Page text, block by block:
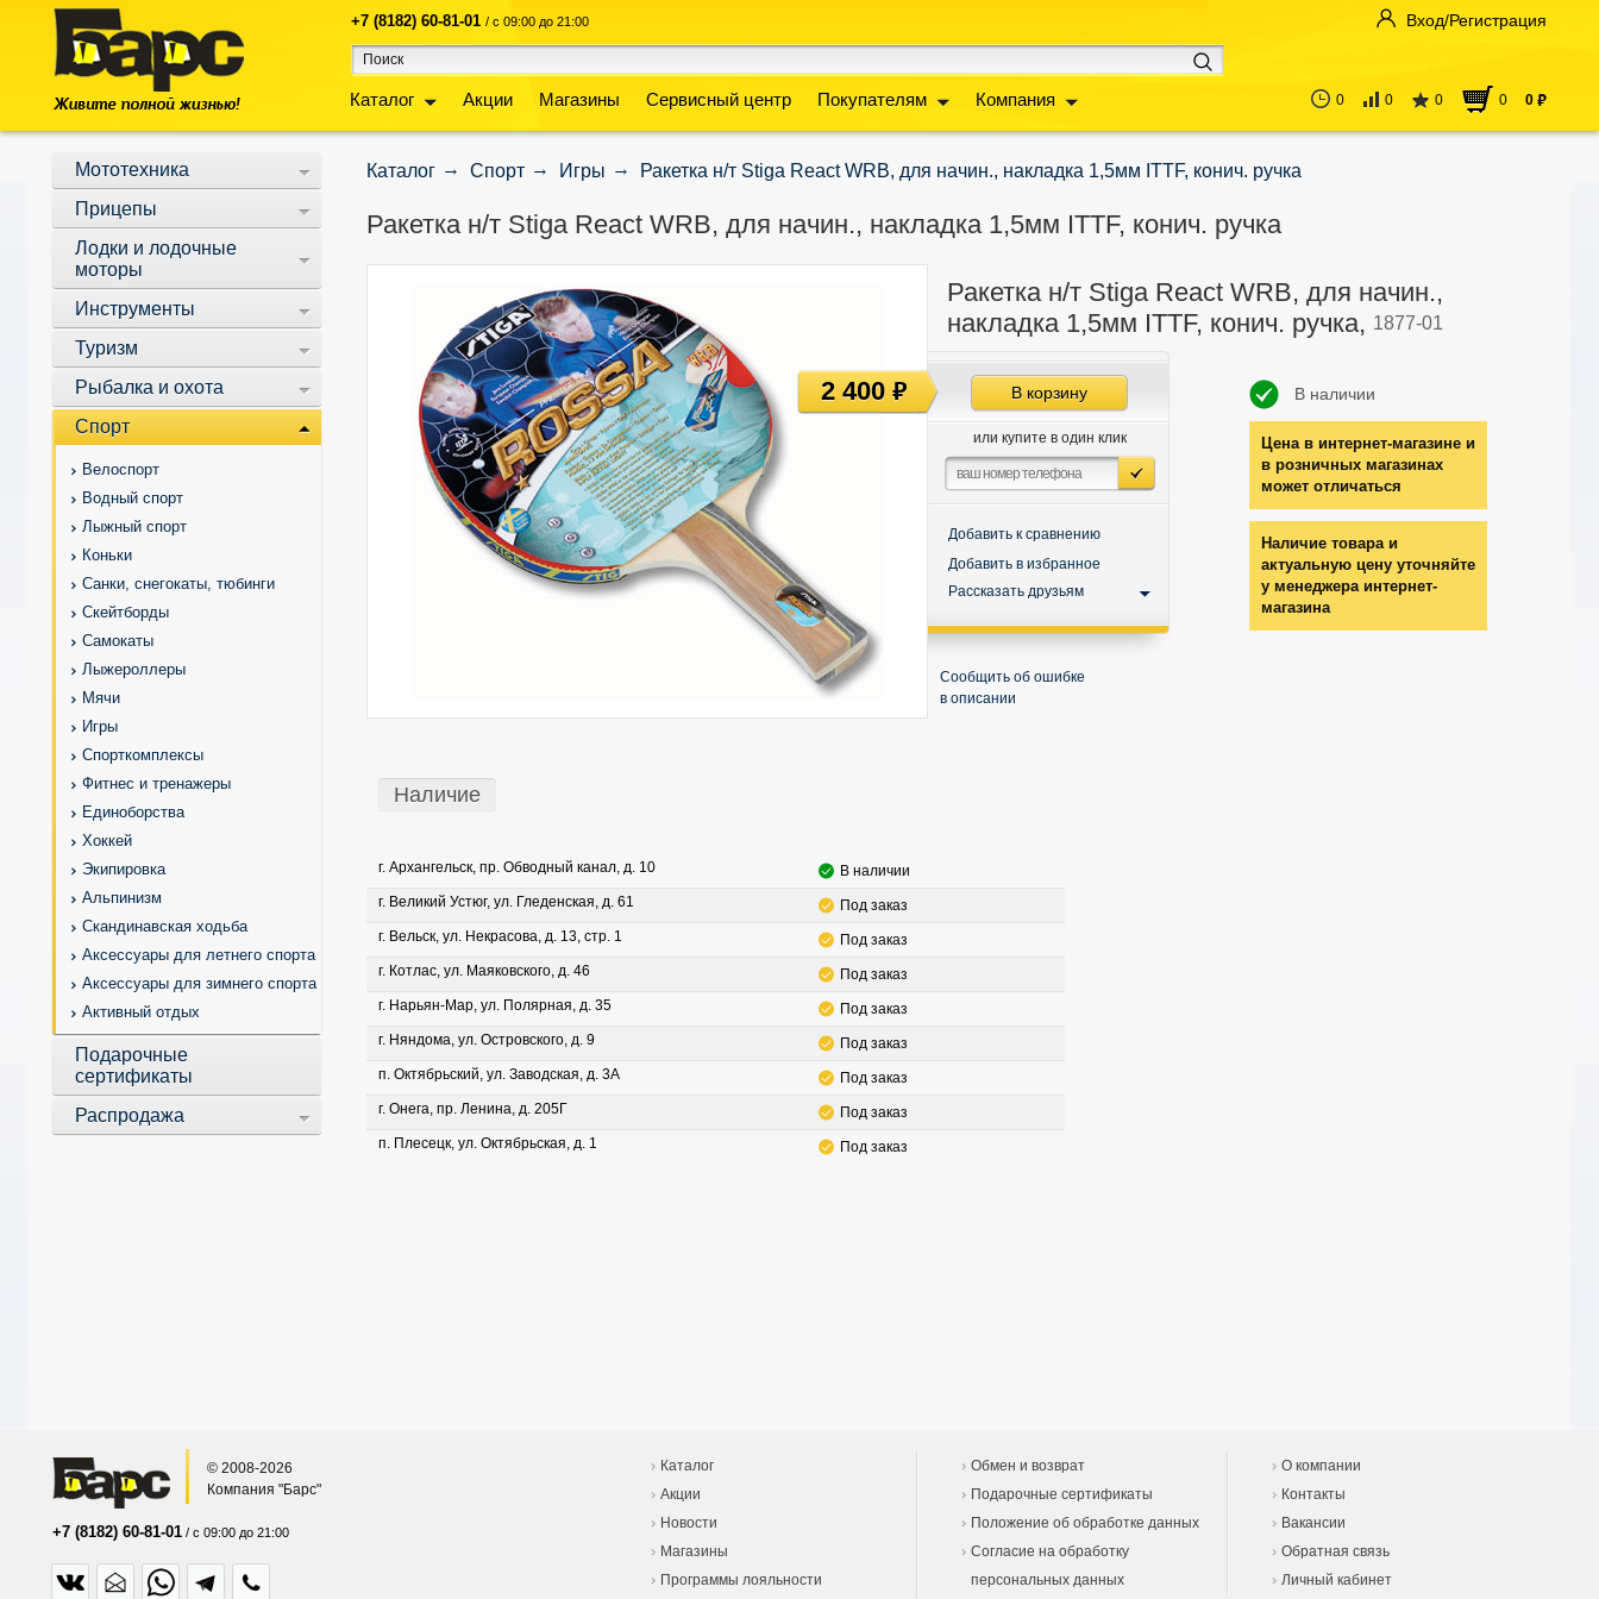
+7 (8182) 60-81-01 / с 09:00 до 21:00
Каталог Акции Магазины Сервисный центр Покупателям Компания
Вход/Регистрация
0 0 0 0 0 руб
Мототехника
Прицепы
Лодки и лодочные
моторы
Инструменты
Туризм
Рыбалка и охота
Спорт
Велоспорт
Водный спорт
Лыжный спорт
Коньки
Санки, снегокаты, тюбинги
Скейтборды
Самокаты
Лыжероллеры
Мячи
Игры
Спорткомплексы
Фитнес и тренажеры
Единоборства
Хоккей
Экипировка
Альпинизм
Скандинавская ходьба
Аксессуары для летнего спорта
Аксессуары для зимнего спорта
Активный отдых
Подарочные
сертификаты
Распродажа
Каталог Спорт Игры Ракетка н/т Stiga React WRB, для начин., накладка 1,5мм ITTF, конич. ручка
Ракетка н/т Stiga React WRB, для начин., накладка 1,5мм ITTF, конич. ручка
Ракетка н/т Stiga React WRB, для начин.,
накладка 1,5мм ITTF, конич. ручка, 1877-01
В наличии
Цена в интернет-магазине и
в розничных магазинах
может отличаться
Наличие товара и
актуальную цену уточняйте
у менеджера интернет-
магазина
В корзину
или купите в один клик
Добавить к сравнению
Добавить в избранное
Рассказать друзьям
Сообщить об ошибке
в описании
2 400руб
Наличие
г. Архангельск, пр. Обводный канал, д. 10
В наличии
г. Великий Устюг, ул. Гледенская, д. 61
Под заказ
г. Вельск, ул. Некрасова, д. 13, стр. 1
Под заказ
г. Котлас, ул. Маяковского, д. 46
Под заказ
г. Нарьян-Мар, ул. Полярная, д. 35
Под заказ
г. Няндома, ул. Островского, д. 9
Под заказ
п. Октябрьский, ул. Заводская, д. 3А
Под заказ
г. Онега, пр. Ленина, д. 205Г
Под заказ
п. Плесецк, ул. Октябрьская, д. 1
Под заказ
© 2008-2026
Компания "Барс"
+7 (8182) 60-81-01 / с 09:00 до 21:00
Каталог
Акции
Новости
Магазины
Программы лояльности
Обмен и возврат
Подарочные сертификаты
Положение об обработке данных
Согласие на обработку
персональных данных
О компании
Контакты
Вакансии
Обратная связь
Личный кабинет